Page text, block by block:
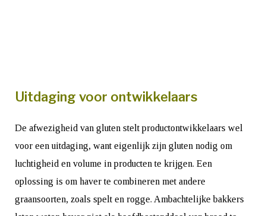
Uitdaging voor ontwikkelaars
De afwezigheid van gluten stelt productontwikkelaars wel
voor een uitdaging, want eigenlijk zijn gluten nodig om
luchtigheid en volume in producten te krijgen. Een
oplossing is om haver te combineren met andere
graansoorten, zoals spelt en rogge. Ambachtelijke bakkers